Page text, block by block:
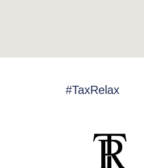
#TaxRelax